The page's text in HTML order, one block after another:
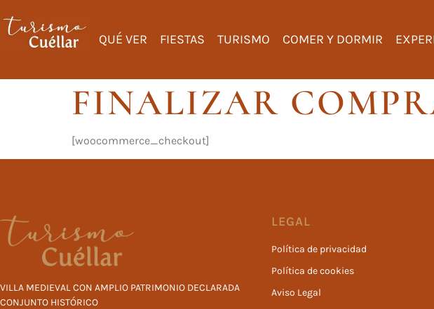
QUÉ VER FIESTAS TURISMO COMER Y DORMIR
FINALIZAR
[woocommerce_checkout]
VILLA MEDIEVAL CON AMPLIO PATRIMONIO DECLARADA
CONJUNTO HISTÓRICO
LEGAL
Política de privacidad
Política de cookies
Aviso Legal